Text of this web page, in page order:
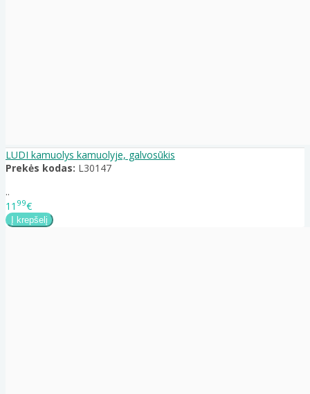
LUDI kamuolys kamuolyje, galvosūkis
Prekės kodas: L30147
..
11 99€